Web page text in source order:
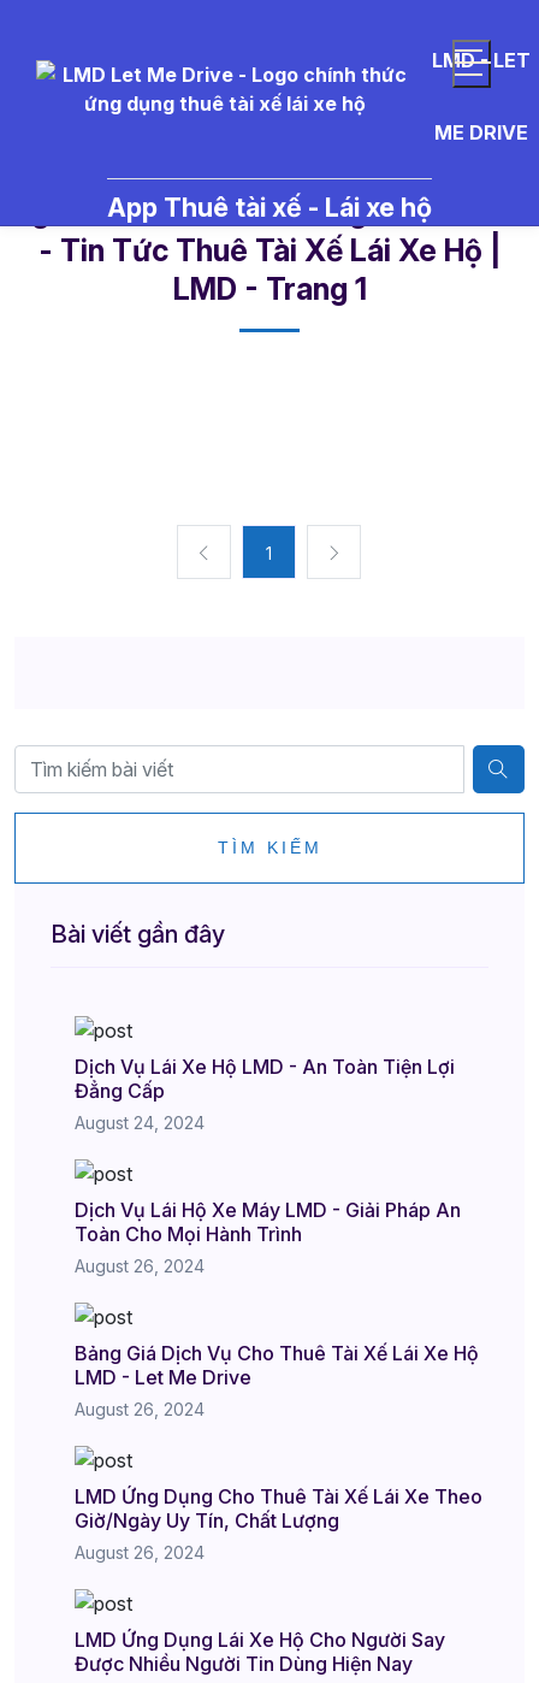
LMD - LET
ME DRIVE
App Thuê tài xế - Lái xe hộ
- Tin Tức Thuê Tài Xế Lái Xe Hộ |
LMD - Trang 1​
1
TÌM KIẾM
Bài viết gần đây
Dịch Vụ Lái Xe Hộ LMD - An Toàn Tiện Lợi
Đẳng Cấp
August 24, 2024
Dịch Vụ Lái Hộ Xe Máy LMD - Giải Pháp An
Toàn Cho Mọi Hành Trình
August 26, 2024
Bảng Giá Dịch Vụ Cho Thuê Tài Xế Lái Xe Hộ
LMD - Let Me Drive
August 26, 2024
LMD Ứng Dụng Cho Thuê Tài Xế Lái Xe Theo
Giờ/Ngày Uy Tín, Chất Lượng
August 26, 2024
LMD Ứng Dụng Lái Xe Hộ Cho Người Say
Được Nhiều Người Tin Dùng Hiện Nay